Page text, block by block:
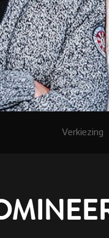
Verkiezing